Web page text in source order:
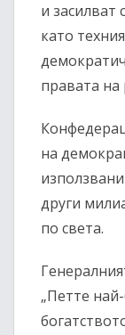
и засилват
като
правата на
на
други
по света.
„Петте